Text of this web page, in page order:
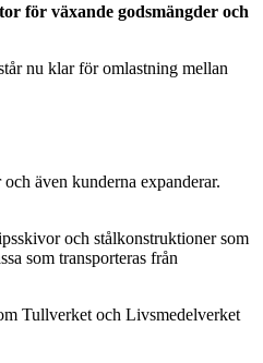
för växande godsmängder och
nu klar för omlastning mellan
även kunderna expanderar.
och stålkonstruktioner som
som transporteras från
Tullverket och Livsmedelverket